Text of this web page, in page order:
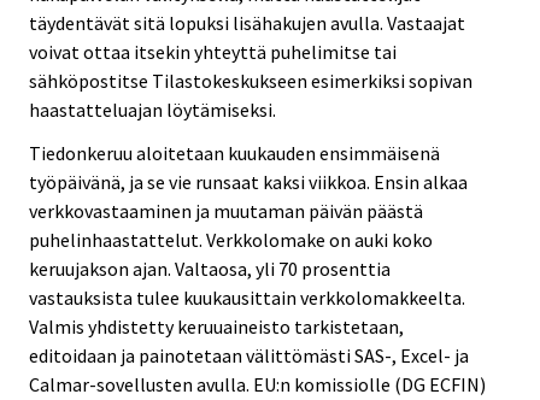
täydentävät sitä lopuksi lisähakujen avulla. Vastaajat
voivat ottaa itsekin yhteyttä puhelimitse tai
sähköpostitse Tilastokeskukseen esimerkiksi sopivan
haastatteluajan löytämiseksi.
Tiedonkeruu aloitetaan kuukauden ensimmäisenä
työpäivänä, ja se vie runsaat kaksi viikkoa. Ensin alkaa
verkkovastaaminen ja muutaman päivän päästä
puhelinhaastattelut. Verkkolomake on auki koko
keruujakson ajan. Valtaosa, yli 70 prosenttia
vastauksista tulee kuukausittain verkkolomakkeelta.
Valmis yhdistetty keruuaineisto tarkistetaan,
editoidaan ja painotetaan välittömästi SAS-, Excel- ja
Calmar-sovellusten avulla. EU:n komissiolle (DG ECFIN)